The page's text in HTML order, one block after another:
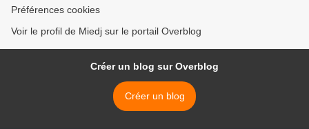
Préférences cookies
Voir le profil de Miedj sur le portail Overblog
Créer un blog sur Overblog
Créer un blog